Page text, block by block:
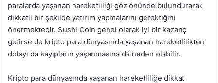
paralarda yaşanan hareketliliği göz önünde bulundurarak
dikkatli bir şekilde yatırım yapmalarını gerektiğini
önermektedir. Sushi Coin genel olarak iyi bir kazanç
getirse de kripto para dünyasında yaşanan hareketlilikten
dolayı da kayıpların yaşanmasına da neden olabilir.
Kripto para dünyasında yaşanan hareketliliğe dikkat